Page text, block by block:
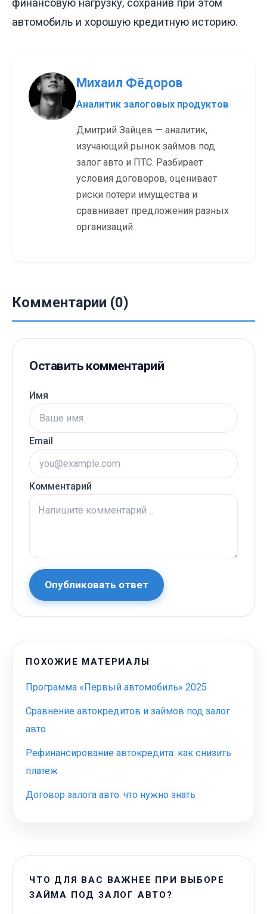
финансовую нагрузку, сохранив при этом
автомобиль и хорошую кредитную историю.
Михаил Фёдоров
Аналитик залоговых продуктов
Дмитрий Зайцев — аналитик,
изучающий рынок займов под
залог авто и ПТС. Разбирает
условия договоров, оценивает
риски потери имущества и
сравнивает предложения разных
организаций.
Комментарии (0)
Оставить комментарий
Имя
Email
Комментарий
Опубликовать ответ
ПОХОЖИЕ МАТЕРИАЛЫ
Программа «Первый автомобиль» 2025
Сравнение автокредитов и займов под залог
авто
Рефинансирование автокредита: как снизить
платеж
Договор залога авто: что нужно знать
ЧТО ДЛЯ ВАС ВАЖНЕЕ ПРИ ВЫБОРЕ
ЗАЙМА ПОД ЗАЛОГ АВТО?